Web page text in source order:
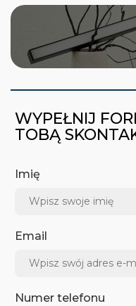
WYPEŁNIJ
TOBĄ
Imię
Email
Numer telefonu